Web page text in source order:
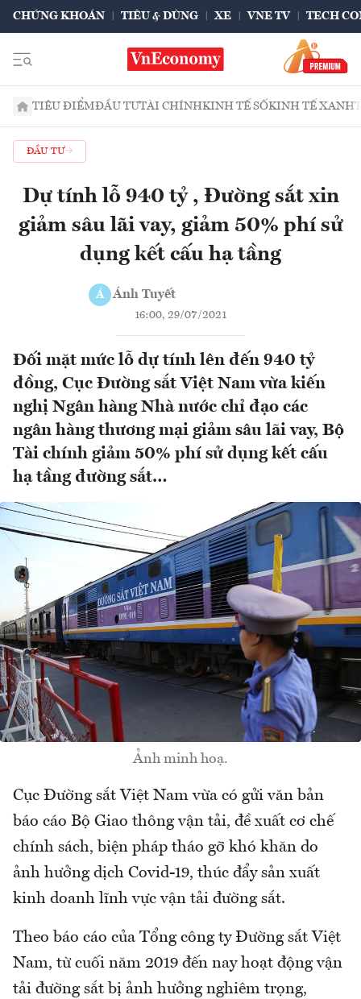
CHỨNG KHOÁN TIÊU & DÙNG XE VNE TV TECH
TIÊU ĐIỂMĐẦU TƯTÀI CHÍNHKINH TẾ SỐKINH TẾ XANH
ĐẦU TƯ
Dự tính lỗ 940 tỷ , Đường sắt xin
giảm sâu lãi vay, giảm 50% phí sử
dụng kết cấu hạ tầng
Á Ánh Tuyết
16:00, 29/07/2021
Đối mặt mức lỗ dự tính lên đến 940 tỷ
đồng, Cục Đường sắt Việt Nam vừa kiến
nghị Ngân hàng Nhà nước chỉ đạo các
ngân hàng thương mại giảm sâu lãi vay, Bộ
Tài chính giảm 50% phí sử dụng kết cấu
hạ tầng đường sắt…
Ảnh minh hoạ.
Cục Đường sắt Việt Nam vừa có gửi văn bản
báo cáo Bộ Giao thông vận tải, đề xuất cơ chế
chính sách, biện pháp tháo gỡ khó khăn do
ảnh hưởng dịch Covid-19, thúc đẩy sản xuất
kinh doanh lĩnh vực vận tải đường sắt.
Theo báo cáo của Tổng công ty Đường sắt Việt
Nam, từ cuối năm 2019 đến nay hoạt động vận
tải đường sắt bị ảnh hưởng nghiêm trọng,